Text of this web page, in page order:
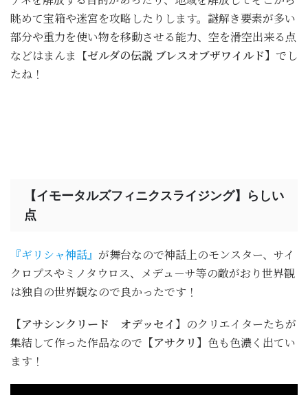
眺めて宝箱や迷宮を攻略したりします。謎解き要素が多い
部分や重力を使い物を移動させる能力、空を滑空出来る点
などはまんま【ゼルダの伝説 ブレスオブザワイルド】 でし
たね！
【イモータルズフィニクスライジング】らしい
点
『ギリシャ神話』 が舞台なので神話上のモンスター、サイ
クロプスやミノタウロス、メデュ－サ等の敵がおり世界観
は独自の世界観なので良かったです！
【アサシンクリード オデッセイ】 のクリエイターたちが
集結して作った作品なので 【アサクリ】 色も色濃く出てい
ます！